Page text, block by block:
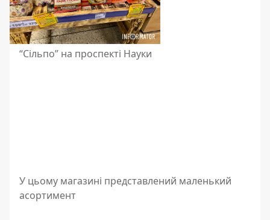
“Сільпо” на проспекті Науки
У цьому магазині представлений маленький
асортимент